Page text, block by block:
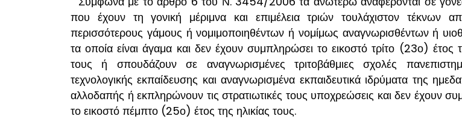
που έχουν τη γονική μέριμνα και επιμέλεια τριών τουλάχιστον τέκνων
περισσότερους γάμους ή νομιμοποιηθέντων ή νομίμως αναγνωρισθέντων ή
τα οποία είναι άγαμα και δεν έχουν συμπληρώσει το εικοστό τρίτο (23ο) έτος
τους ή σπουδάζουν σε αναγνωρισμένες τριτοβάθμιες σχολές
τεχνολογικής εκπαίδευσης και αναγνωρισμένα εκπαιδευτικά ιδρύματα της
αλλοδαπής ή εκπληρώνουν τις στρατιωτικές τους υποχρεώσεις και δεν έχουν
το εικοστό πέμπτο (25ο) έτος της ηλικίας τους.